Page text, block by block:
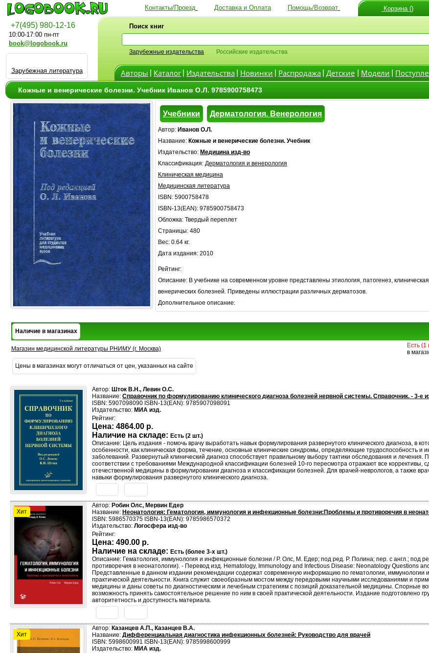
Контакты/Проезд Доставка и Оплата Помощь/Возврат Корзина ()
+7(495) 980-12-16
10:00-17:00 пн-пт
book@logobook.ru
Зарубежная литература
Поиск книг
Зарубежные издательства
Российские издательства
Авторы Каталог Издательства Новинки Распродажа Детские Модели
Кожные и венерические болезни. Учебник Иванов О.Л. 9785900758473
Учебники Дерматология. Венерология
Автор: Иванов О.Л.
Название: Кожные и венерические болезни. Учебник
Издательство: Медицина изд-во
Классификация: Дерматология и венерология
Клиническая медицина
Медицинская литература
ISBN: 5900758478
ISBN-13(EAN): 9785900758473
Обложка: Твердый переплет
Страницы: 480
Вес: 0.64 кг.
Дата издания: 2010
Рейтинг:
Описание: В учебнике на современном уровне представлены этиология, патогенез,
венерических болезней. Приведены иллюстрации различных дерматозов.
Дополнительное описание:
Наличие в магазинах
Магазин медицинской литературы РНИМУ (г. Москва)
Есть (1
в
Цены в магазинах могут отличаться от цен, указанных на сайте
Автор: Шток В.Н., Левин О.С.
Название: Справочник по формулированию клинического диагноза болезней нервной системы. Справочник. - 3-е
ISBN: 5907098090 ISBN-13(EAN): 9785907098091
Издательство: МИА изд.
Рейтинг:
Цена: 4864.00 р.
Наличие на складе: Есть (2 шт.)
Описание: Цель издания - помочь врачу выработать навык формулирования развернутого клинического диагноза, в
особенности, как клиническая форма, течение, основные клинические синдромы, определяющие трудоспособность и
заболеваний. Развернутый клинический диагноз способствует правильному выбору тактики обследования и
соответствии с требованиями Международной классификации болезней 10-го пересмотра отражают все
отечественной медицины в формулировании диагноза и классификации болезней. Для врачей-неврологов, а также
навыки формулирования развернутого клинического диагноза.
Хит
Автор: Робин Олс, Мервин Едер
Название: Неонатология: Гематология, иммунология и инфекционные болезни:Проблемы и противоречия в
ISBN: 5986570375 ISBN-13(EAN): 9785986570372
Издательство: Логосфера изд-во
Рейтинг:
Цена: 490.00 р.
Наличие на складе: Есть (более 3-х шт.)
Описание: Гематология, иммунология и инфекционные болезни / Р. Олс, М. Едер; под ред. Р. Полина; пер. с англ.; под
противоречия в неонатологии). - Перевод изд. Hematology, Immunology and Infectious Disease: Neonatology Questions
Представленные в данном издании рекомендации содержат современную информацию по гематологии,
практической деятельности. Книга служит своеобразным мостом между передовыми научными исследованиями и
медицины и даны советы по диагностическим и лечебным стратегиям с позиций доказательной медицины. Спорные
возможность принять самостоятельное решение по ним в своей практической деятельности. Издание подготовлено
авторитетность и доступность материала.
Хит
Автор: Казанцев А.П., Казанцев В.А.
Название: Дифференциальная диагностика инфекционных болезней: Руководство для врачей
ISBN: 5998600991 ISBN-13(EAN): 9785998600999
Издательство: МИА изд.